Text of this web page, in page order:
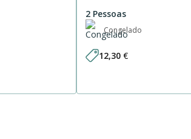
2 Pessoas
Congelado
12,30 €